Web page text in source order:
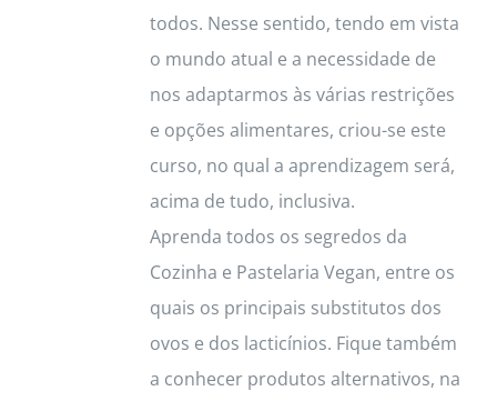
todos. Nesse sentido, tendo em vista
o mundo atual e a necessidade de
nos adaptarmos às várias restrições
e opções alimentares, criou-se este
curso, no qual a aprendizagem será,
acima de tudo, inclusiva.
Aprenda todos os segredos da
Cozinha e Pastelaria Vegan, entre os
quais os principais substitutos dos
ovos e dos lacticínios. Fique também
a conhecer produtos alternativos, na